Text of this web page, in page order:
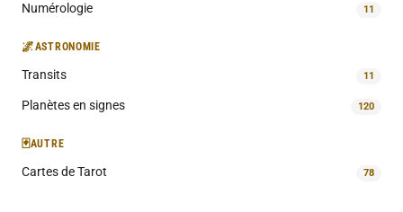
Numérologie 11
🌌ASTRONOMIE
Transits 11
Planètes en signes 120
🃏AUTRE
Cartes de Tarot 78